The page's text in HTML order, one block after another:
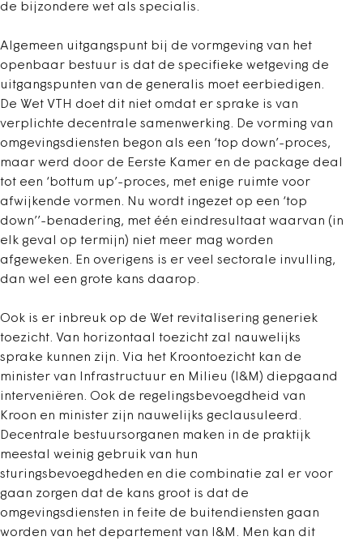
de bijzondere wet als specialis.
Algemeen uitgangspunt bij de vormgeving van het
openbaar bestuur is dat de specifieke wetgeving de
uitgangspunten van de generalis moet eerbiedigen.
De Wet VTH doet dit niet omdat er sprake is van
verplichte decentrale samenwerking. De vorming van
omgevingsdiensten begon als een ‘top down’-proces,
maar werd door de Eerste Kamer en de package deal
tot een ‘bottum up’-proces, met enige ruimte voor
afwijkende vormen. Nu wordt ingezet op een ‘top
down’’-benadering, met één eindresultaat waarvan (in
elk geval op termijn) niet meer mag worden
afgeweken. En overigens is er veel sectorale invulling,
dan wel een grote kans daarop.
Ook is er inbreuk op de Wet revitalisering generiek
toezicht. Van horizontaal toezicht zal nauwelijks
sprake kunnen zijn. Via het Kroontoezicht kan de
minister van Infrastructuur en Milieu (I&M) diepgaand
interveniëren. Ook de regelingsbevoegdheid van
Kroon en minister zijn nauwelijks geclausuleerd.
Decentrale bestuursorganen maken in de praktijk
meestal weinig gebruik van hun
sturingsbevoegdheden en die combinatie zal er voor
gaan zorgen dat de kans groot is dat de
omgevingsdiensten in feite de buitendiensten gaan
worden van het departement van I&M. Men kan dit